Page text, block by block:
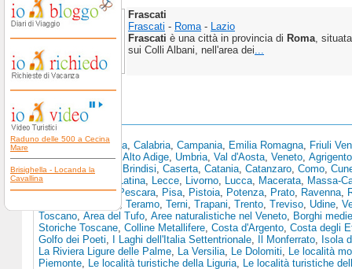
Raduno delle 500 a Cecina
Mare
Brisighella - Locanda la
Cavallina
Frascati
Frascati - Roma- Lazio
Frascati è una città in provincia di Roma, situata
sui Colli Albani, nell'area dei...
Scopri anche:
Abruzzo,Basilicata, Calabria, Campania, Emilia Romagna, Friuli
Toscana,Trentino Alto Adige, Umbria, Val d'Aosta, Veneto, Agrigento
Bolzano,Brescia Brindisi, Caserta, Catania, Catanzaro, Como,
Spezia
Latina, Lecce, Livorno, Lucca, Macerata, Massa-
Pesaro e Urbino, Pescara, Pisa, Pistoia, Potenza, Prato, Ravenna,
, Teramo, Terni, Trapani, Trento, Treviso, Udine,
Toscano, Area del Tufo, Aree naturalistiche nel Veneto, Borghi
Storiche Toscane, Colline Metallifere, Costa d'Argento, Costa degli
Golfo dei Poeti, I Laghi dell'Italia Settentrionale, Il Monferrato, Isola
La Riviera Ligure delle Palme, La Versilia, Le Dolomiti, Le località
Piemonte, Le località turistiche della Liguria, Le località turistiche